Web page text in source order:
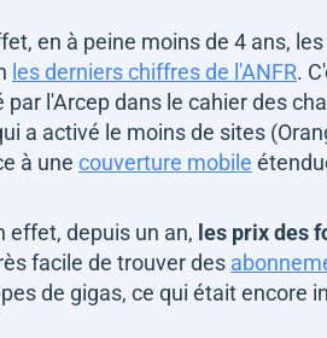
en à peine moins de 4 ans,
les derniers chiffres de l'ANFR.
l'Arcep dans le cahier des
a activé le moins de sites
à une couverture mobile
effet, depuis un an, les prix des
facile de trouver des
de gigas, ce qui était encore